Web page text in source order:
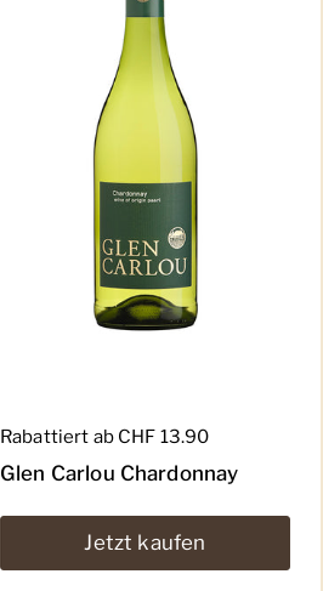
Regulärer Preis
Rabattiert ab CHF 13.90
Glen Carlou Chardonnay
Jetzt kaufen